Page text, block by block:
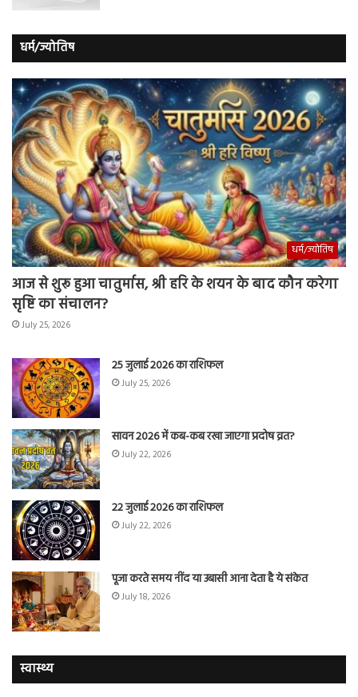
धर्म/ज्योतिष
धर्म/ज्योतिष
आज से शुरू हुआ चातुर्मास, श्री हरि के शयन के बाद कौन करेगा
सृष्टि का संचालन?
July 25, 2026
25 जुलाई 2026 का राशिफल
July 25, 2026
सावन 2026 में कब-कब रखा जाएगा प्रदोष व्रत?
July 22, 2026
22 जुलाई 2026 का राशिफल
July 22, 2026
पूजा करते समय नींद या उबासी आना देता है ये संकेत
July 18, 2026
स्वास्थ्य